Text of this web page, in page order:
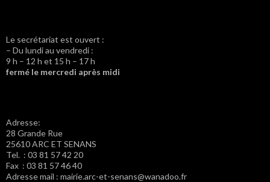
Le secrétariat est ouvert :
– Du lundi au vendredi :
9 h – 12 h et 15 h – 17 h
fermé le mercredi après midi
Adresse:
28 Grande Rue
25610 ARC ET SENANS
Tel. : 03 81 57 42 20
Fax : 03 81 57 46 40
Adresse mail : mairie.arc-et-senans@wanadoo.fr